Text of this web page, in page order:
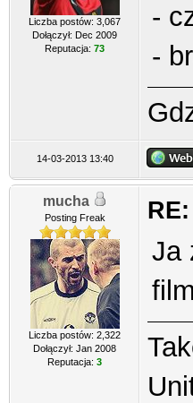
Liczba postów: 3,067
Dołączył: Dec 2009
Reputacja: 73
-
-
14-03-2013 13:40
mucha
Posting Freak
Liczba postów: 2,322
Dołączył: Jan 2008
Reputacja: 3
Ja